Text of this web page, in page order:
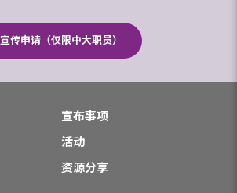
宣传申请（仅限中大职员）
宣布事项
活动
资源分享